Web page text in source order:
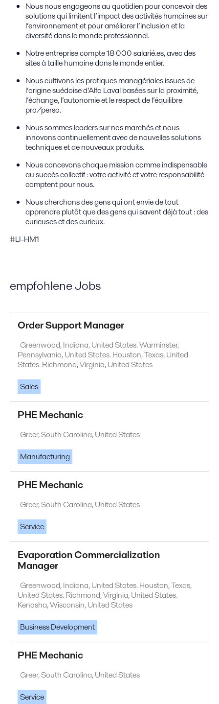
Nous nous engageons au quotidien pour concevoir des
solutions qui limitent l’impact des activités humaines sur
l’environnement et pour améliorer l’inclusion et la
diversité dans le monde professionnel.
Notre entreprise compte 18 000 salarié.es, avec des
sites à taille humaine dans le monde entier.
Nous cultivons les pratiques managériales issues de
l’origine suédoise d’Alfa Laval basées sur la proximité,
l’échange, l’autonomie et le respect de l’équilibre
pro/perso.
Nous sommes leaders sur nos marchés et nous
innovons continuellement avec de nouvelles solutions
techniques et de nouveaux produits.
Nous concevons chaque mission comme indispensable
au succès collectif : votre activité et votre responsabilité
comptent pour nous.
Nous cherchons des gens qui ont envie de tout
apprendre plutôt que des gens qui savent déjà tout : des
curieuses et des curieux.
#LI-HM1
empfohlene Jobs
Order Support Manager
Greenwood, Indiana, United States. Warminster,
Pennsylvania, United States. Houston, Texas, United
States. Richmond, Virginia, United States
Sales
PHE Mechanic
Greer, South Carolina, United States
Manufacturing
PHE Mechanic
Greer, South Carolina, United States
Service
Evaporation Commercialization
Manager
Greenwood, Indiana, United States. Houston, Texas,
United States. Richmond, Virginia, United States.
Kenosha, Wisconsin, United States
Business Development
PHE Mechanic
Greer, South Carolina, United States
Service